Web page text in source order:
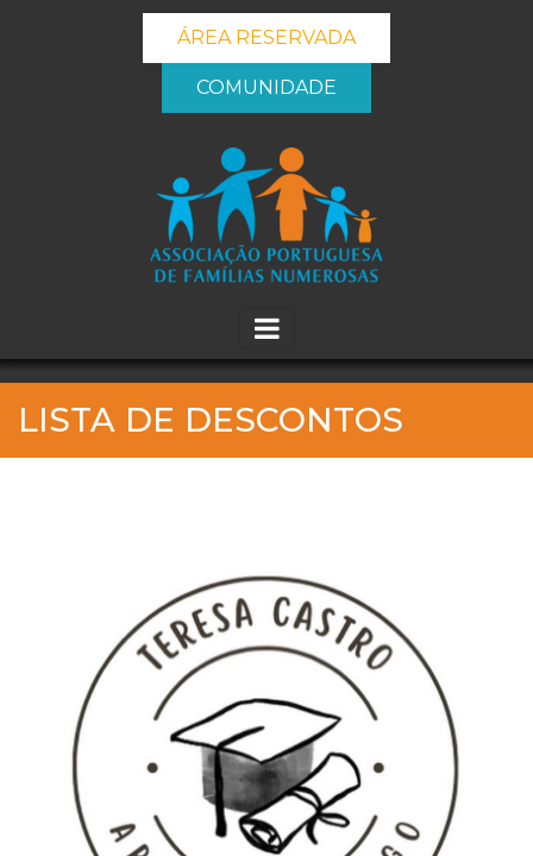
ÁREA RESERVADA
COMUNIDADE
_banner_me_
LISTA DE DESCONTOS